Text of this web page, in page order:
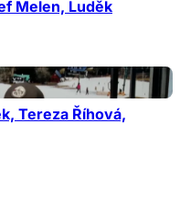
Melen, Luděk
Tereza Říhová,